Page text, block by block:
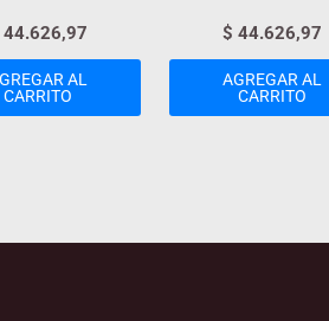
44.626,97
AL
CARRITO
$ 44.626,97
AGREGAR AL
CARRITO